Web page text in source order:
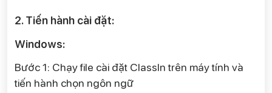
2. Tiến hành cài đặt:
Windows:
Bước 1: Chạy file cài đặt ClassIn trên máy tính và
tiến hành chọn ngôn ngữ